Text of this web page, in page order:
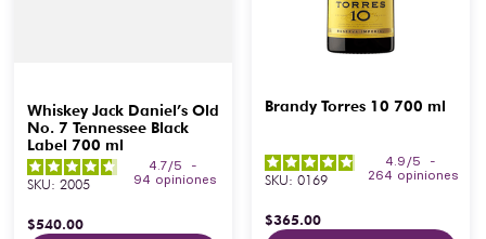
Whiskey Jack Daniel’s Old
No. 7 Tennessee Black
Label 700 ml
4.7/5
-
94 opiniones
SKU: 2005
$540.00
Brandy Torres 10 700 ml
4.9 /5
-
264 opiniones
SKU: 0169
$365.00